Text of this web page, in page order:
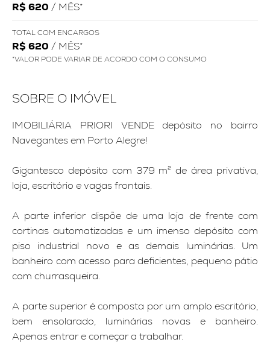
R$ 620 / MÊS*
TOTAL COM ENCARGOS
R$ 620 / MÊS*
*VALOR PODE VARIAR DE ACORDO COM O CONSUMO
SOBRE O IMÓVEL
IMOBILIÁRIA PRIORI VENDE depósito no bairro
Navegantes em Porto Alegre!
Gigantesco depósito com 379 m² de área privativa,
loja, escritório e vagas frontais.
A parte inferior dispõe de uma loja de frente com
cortinas automatizadas e um imenso depósito com
piso industrial novo e as demais luminárias. Um
banheiro com acesso para deficientes, pequeno pátio
com churrasqueira.
A parte superior é composta por um amplo escritório,
bem ensolarado, luminárias novas e banheiro.
Apenas entrar e começar a trabalhar.